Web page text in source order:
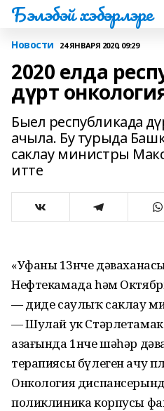
Бэлэбэй хэбэрлэре
Новости 24 ЯНВАРЯ 2020, 09:29
2020 елда
дүрт
Быел республикада
ачыла. Бу турыда
саклау министры
итте
«Уфаның 13нче
Нефтекамада һәм
— диде саулыҡ саклау
— Шулай ук
азағында 1нче шәһәр
терапиясы бүлеген ачу
Онкология
поликлиника корпусы